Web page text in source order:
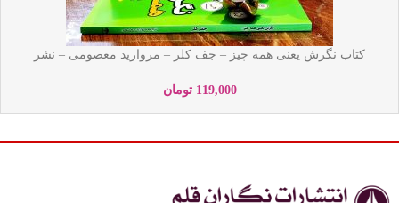
کتاب نگرش یعنی همه چیز – جف کلر – مروارید معصومی – نشر
119,000 تومان